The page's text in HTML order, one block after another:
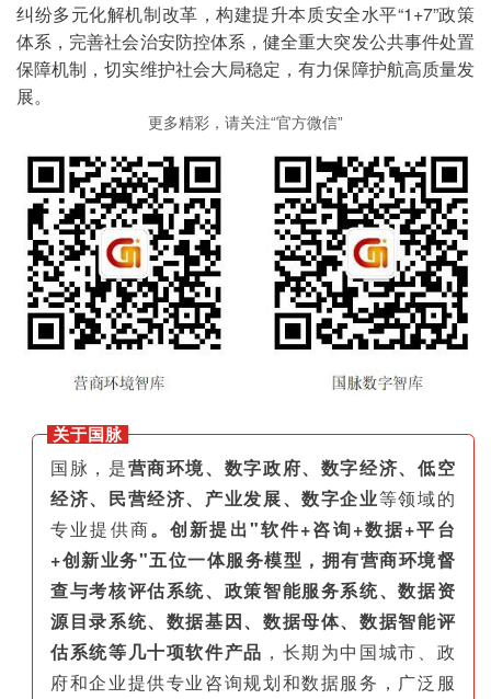
纠纷多元化解机制改革，构建提升本质安全水平“1+7”政策
体系，完善社会治安防控体系，健全重大突发公共事件处置
保障机制，切实维护社会大局稳定，有力保障护航高质量发
展。
更多精彩，请关注“官方微信”
关于国脉
国脉，是营商环境、数字政府、数字经济、低空
经济、民营经济、产业发展、数字企业等领域的
专业提供商。创新提出"软件+咨询+数据+平台
+创新业务"五位一体服务模型，拥有营商环境督
查与考核评估系统、政策智能服务系统、数据资
源目录系统、数据基因、数据母体、数据智能评
估系统等几十项软件产品 ，长期为中国城市、政
府和企业提供专业咨询规划和数据服务，广泛服